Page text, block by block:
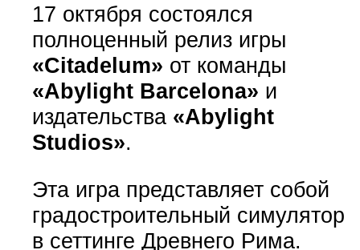
17 октября состоялся
полноценный релиз игры
«Citadelum» от команды
«Abylight Barcelona» и
издательства «Abylight
Studios».
Эта игра представляет собой
градостроительный симулятор
в сеттинге Древнего Рима.